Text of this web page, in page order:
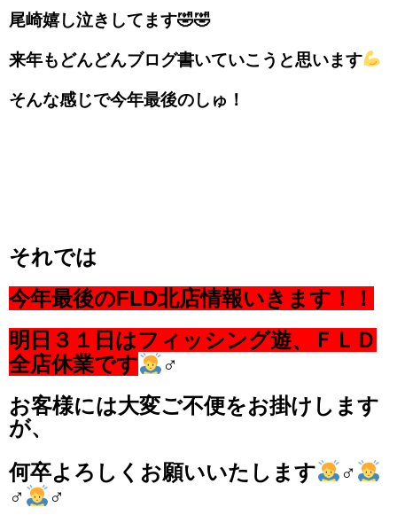
尾崎嬉し泣きしてます🤣🤣
来年もどんどんブログ書いていこうと思います
そんな感じで今年最後のしゅ！
それでは
今年最後のFLD北店情報いきます！！
明日３１日はフィッシング遊、ＦＬＤ
全店休業です
‍♂️
お客様には大変ご不便をお掛けします
が、
何卒よろしくお願いいたします
‍♂️
‍♂️
‍♂️